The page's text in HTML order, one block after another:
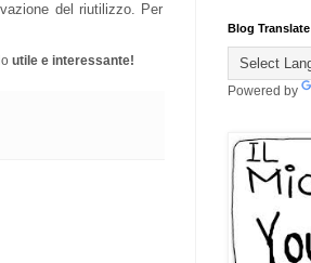
del riutilizzo. Per
utile e interessante!
Blog Translate
Powered by